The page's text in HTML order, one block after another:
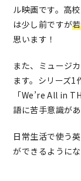
ル映画です。高
は少し前ですが
思います！
また、ミュージ
ます。シリーズ
「We’re All in
語に苦手意識が
日常生活で使う
ができるように